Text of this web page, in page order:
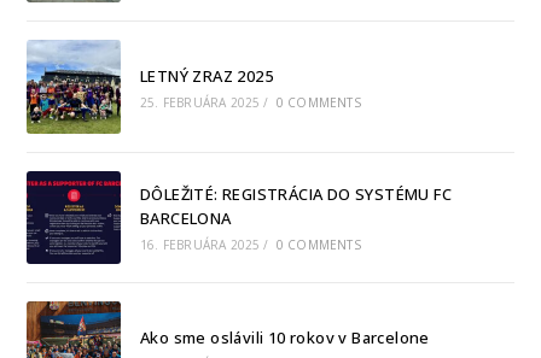
LETNÝ ZRAZ 2025
25. FEBRUÁRA 2025 / 0 COMMENTS
DÔLEŽITÉ: REGISTRÁCIA DO SYSTÉMU FC
BARCELONA
16. FEBRUÁRA 2025 / 0 COMMENTS
Ako sme oslávili 10 rokov v Barcelone